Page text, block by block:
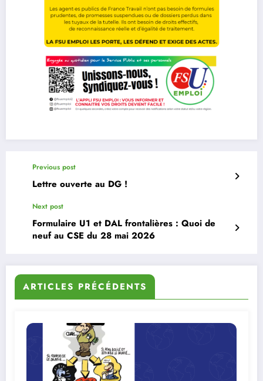
Previous post
Lettre ouverte au DG !
Next post
Formulaire U1 et DAL frontalières : Quoi de
neuf au CSE du 28 mai 2026
ARTICLES PRÉCÉDENTS